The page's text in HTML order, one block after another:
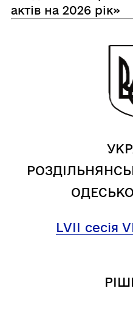
актів на 2026 рік»
LVІІ сесія